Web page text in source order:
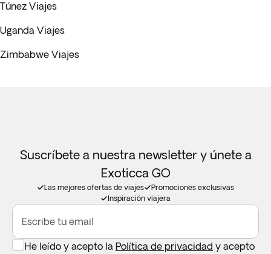
Túnez Viajes
Uganda Viajes
Zimbabwe Viajes
Suscríbete a nuestra newsletter y únete a
Exoticca GO
Las mejores ofertas de viajes
Promociones exclusivas
Inspiración viajera
Escribe tu email
He leído y acepto la Política de privacidad y acepto